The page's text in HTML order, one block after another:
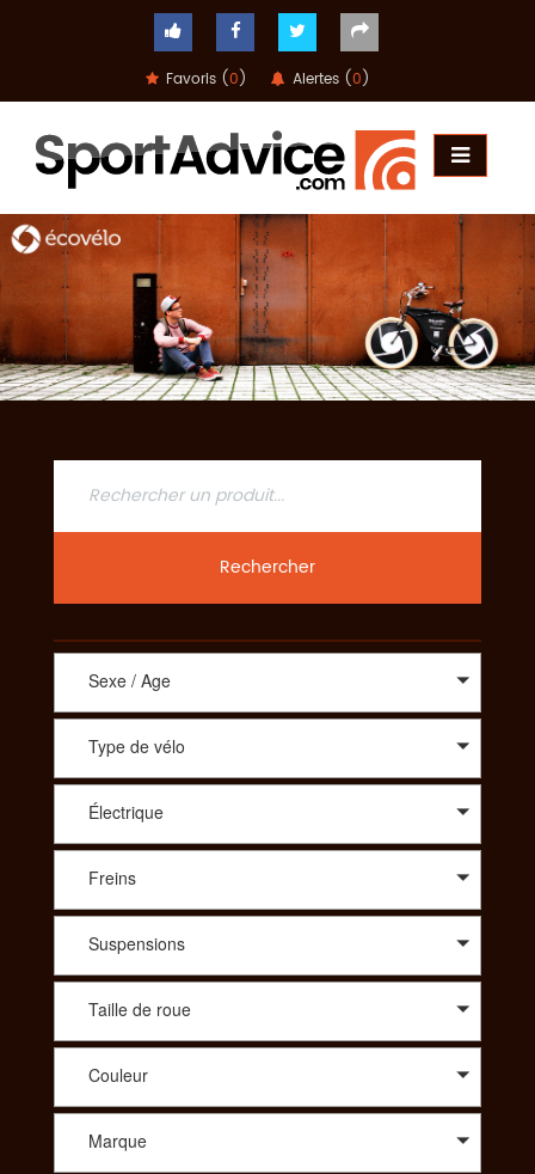
Favoris (0) Alertes (0)
COMPARATEUR
CONSEILS
QUESTIONS
-
RÉPONSES
CONTACT
Rechercher
Sexe / Age
Type de vélo
Électrique
Freins
Suspensions
Taille de roue
Couleur
Marque